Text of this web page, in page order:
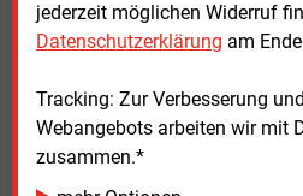
jederzeit möglichen Widerruf
Datenschutzerklärung am
Tracking: Zur Verbesserung
Webangebots arbeiten wir mit
zusammen.*
Anziehen der Konjunktur in
wie den europäischen
günstigeren
den Anlageinvestitionen
Auf dem Arbeitsmarkt zeige